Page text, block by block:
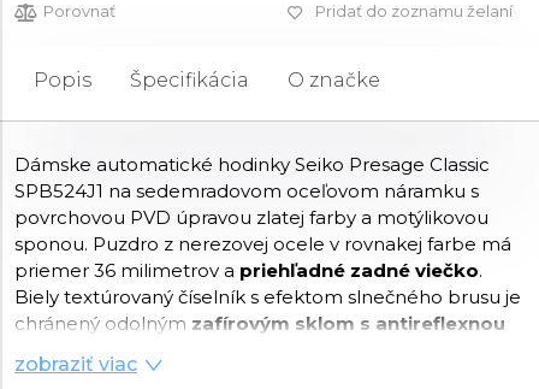
Porovnať Pridať do zoznamu želaní
Popis Špecifikácia O značke
Dámske automatické hodinky Seiko Presage Classic
SPB524J1 na sedemradovom oceľovom náramku s
povrchovou PVD úpravou zlatej farby a motýlikovou
sponou. Puzdro z nerezovej ocele v rovnakej farbe má
priemer 36 milimetrov a priehľadné zadné viečko.
Biely textúrovaný číselník s efektom slnečného brusu je
chránený odolným zafírovým sklom s antireflexnou
. Pohon hodiniek zaisťuje mechanický
6R51 s automatickým náťahom
zobraziť viac